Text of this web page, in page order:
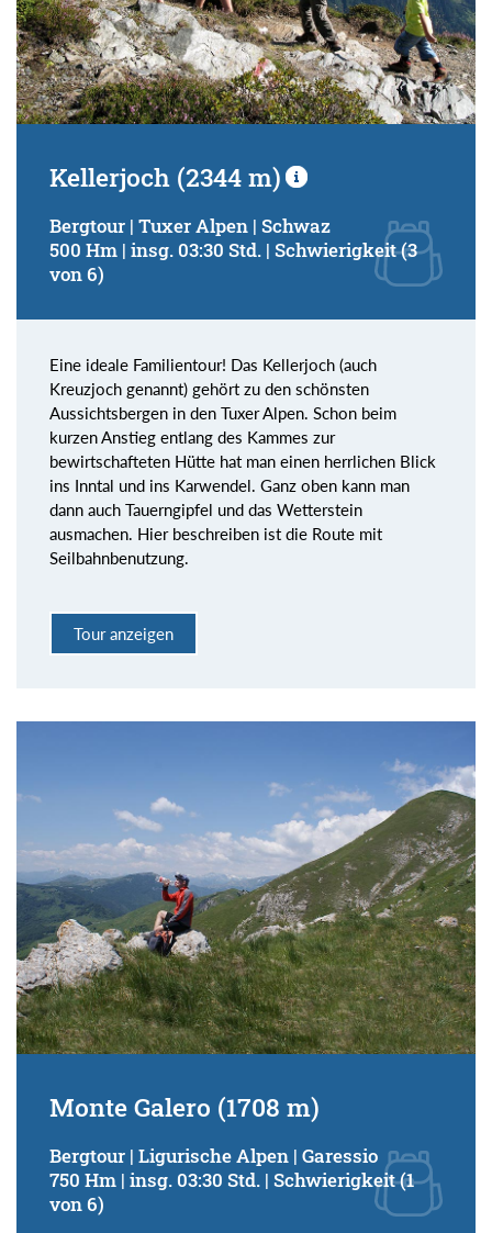
Kellerjoch (2344 m)
Bergtour | Tuxer Alpen | Schwaz
500 Hm | insg. 03:30 Std. | Schwierigkeit (3
von 6)
Eine ideale Familientour! Das Kellerjoch (auch
Kreuzjoch genannt) gehört zu den schönsten
Aussichtsbergen in den Tuxer Alpen. Schon beim
kurzen Anstieg entlang des Kammes zur
bewirtschafteten Hütte hat man einen herrlichen Blick
ins Inntal und ins Karwendel. Ganz oben kann man
dann auch Tauerngipfel und das Wetterstein
ausmachen. Hier beschreiben ist die Route mit
Seilbahnbenutzung.
Tour anzeigen
Monte Galero (1708 m)
Bergtour | Ligurische Alpen | Garessio
750 Hm | insg. 03:30 Std. | Schwierigkeit (1
von 6)